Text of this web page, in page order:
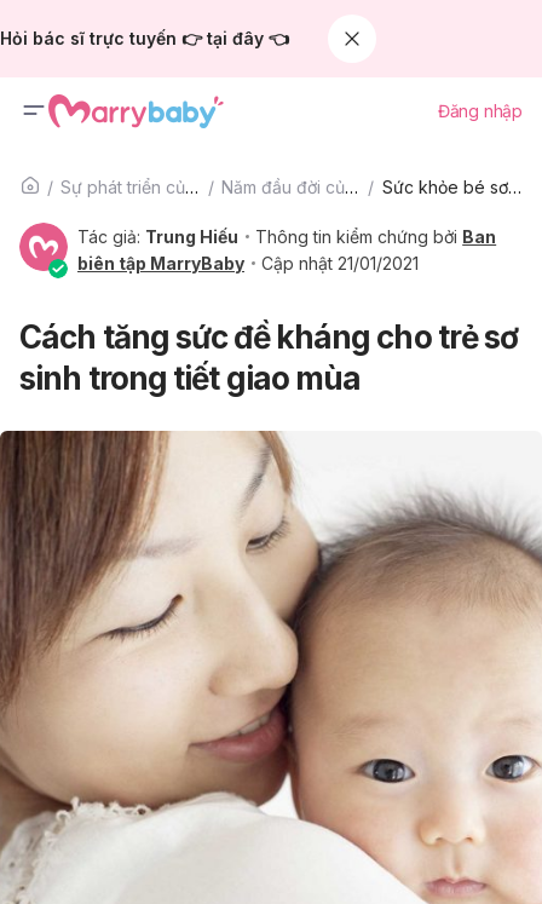
Hỏi bác sĩ trực tuyến 👉 tại đây 👈
Đăng nhập
Sự phát triển của trẻ Năm đầu đời của bé Sức khỏe bé sơ sinh
Tác giả: Trung Hiếu Thông tin kiểm chứng bởi Ban
biên tập MarryBaby
Cập nhật 21/01/2021
Cách tăng sức đề kháng cho trẻ sơ
sinh trong tiết giao mùa